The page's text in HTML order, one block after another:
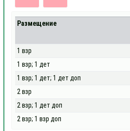
Размещение
1 взр
1 взр; 1 дет
1 взр; 1 дет; 1 дет доп
2 взр
2 взр; 1 дет доп
2 взр; 1 взр доп